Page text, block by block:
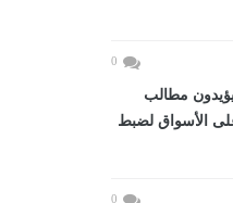
0
يؤيدون مطالب
الأسواق لضبط
0